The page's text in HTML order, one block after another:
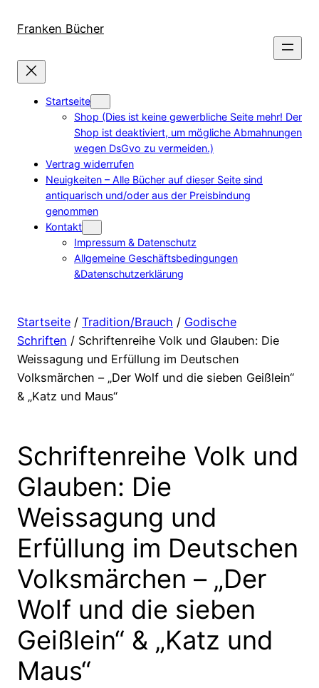
zum
wechseln
Franken Bücher
Startseite
Shop (Dies ist keine gewerbliche Seite mehr! Der
Shop ist deaktiviert, um mögliche Abmahnungen
wegen DsGvo zu vermeiden.)
Vertrag widerrufen
Neuigkeiten – Alle Bücher auf dieser Seite sind
antiquarisch und/oder aus der Preisbindung
genommen
Kontakt
Impressum & Datenschutz
Allgemeine Geschäftsbedingungen
&Datenschutzerklärung
Startseite / Tradition/Brauch / Godische
Schriften / Schriftenreihe Volk und Glauben: Die
Weissagung und Erfüllung im Deutschen
Volksmärchen – „Der Wolf und die sieben Geißlein“
& „Katz und Maus“
Schriftenreihe Volk und
Glauben: Die
Weissagung und
Erfüllung im Deutschen
Volksmärchen – „Der
Wolf und die sieben
Geißlein“ & „Katz und
Maus“